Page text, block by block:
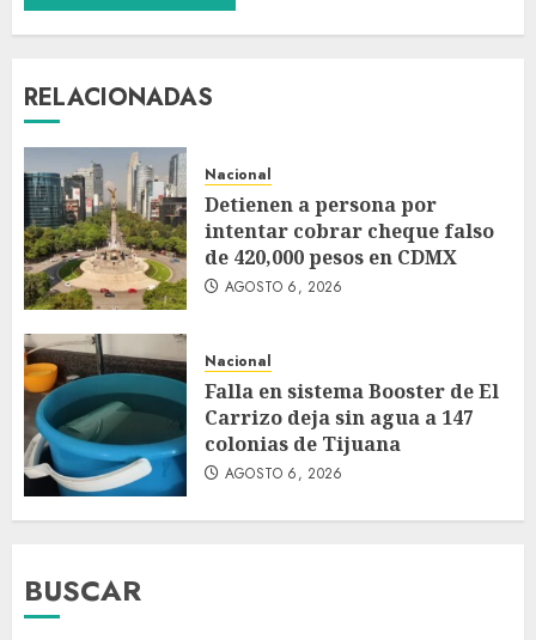
RELACIONADAS
Nacional
Detienen a persona por
intentar cobrar cheque falso
de 420,000 pesos en CDMX
AGOSTO 6, 2026
Nacional
Falla en sistema Booster de El
Carrizo deja sin agua a 147
colonias de Tijuana
AGOSTO 6, 2026
BUSCAR